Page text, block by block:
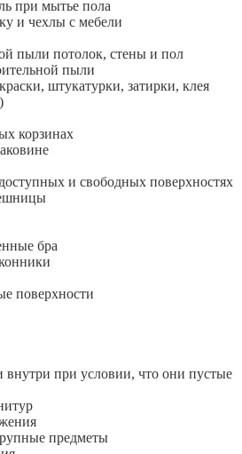
при мытье пола
и чехлы с мебели
пыли потолок, стены и пол
пыли
штукатурки, затирки, клея
корзинах
и свободных поверхностях
бра
поверхности
при условии, что они пустые
предметы